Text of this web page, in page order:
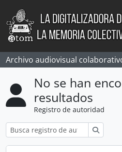
Skip to main content
Archivo audiovisual
No se han
resultados
Registro de autoridad